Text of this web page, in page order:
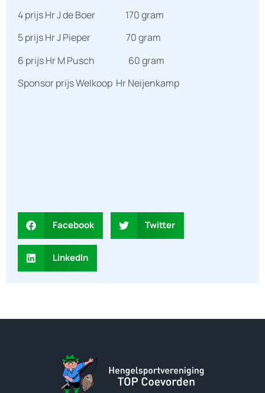
4 prijs Hr J de Boer 170 gram
5 prijs Hr J Pieper 70 gram
6 prijs Hr M Pusch 60 gram
Sponsor prijs Welkoop Hr Neijenkamp
Facebook Twitter
LinkedIn